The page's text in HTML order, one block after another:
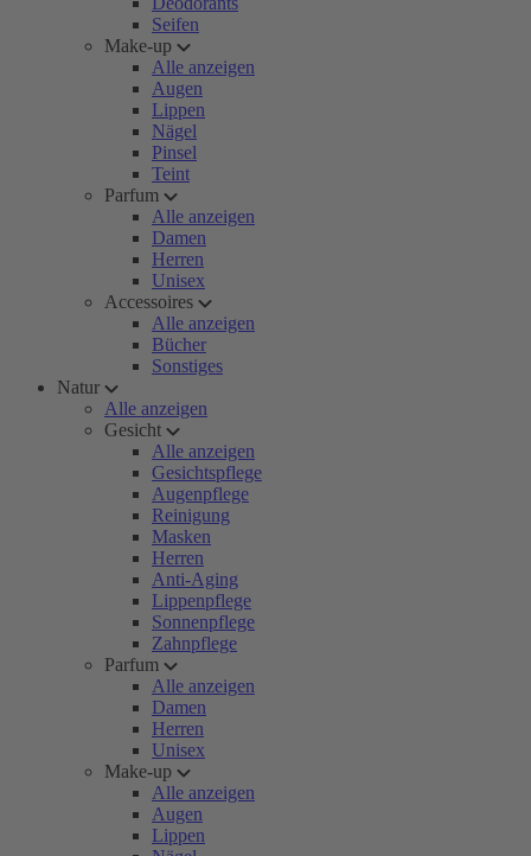
Seifen
Make-up
Alle anzeigen
Augen
Lippen
Nägel
Pinsel
Teint
Parfum
Alle anzeigen
Damen
Herren
Unisex
Accessoires
Alle anzeigen
Bücher
Sonstiges
Natur
Alle anzeigen
Gesicht
Alle anzeigen
Gesichtspflege
Augenpflege
Reinigung
Masken
Herren
Anti-Aging
Lippenpflege
Sonnenpflege
Zahnpflege
Parfum
Alle anzeigen
Damen
Herren
Unisex
Make-up
Alle anzeigen
Augen
Lippen